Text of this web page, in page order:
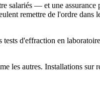
salariés — et une
remettre de l'ordre dans
tests d'effraction en
les autres. Installations sur